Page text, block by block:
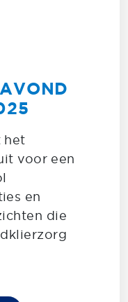
het
voor een
en
die